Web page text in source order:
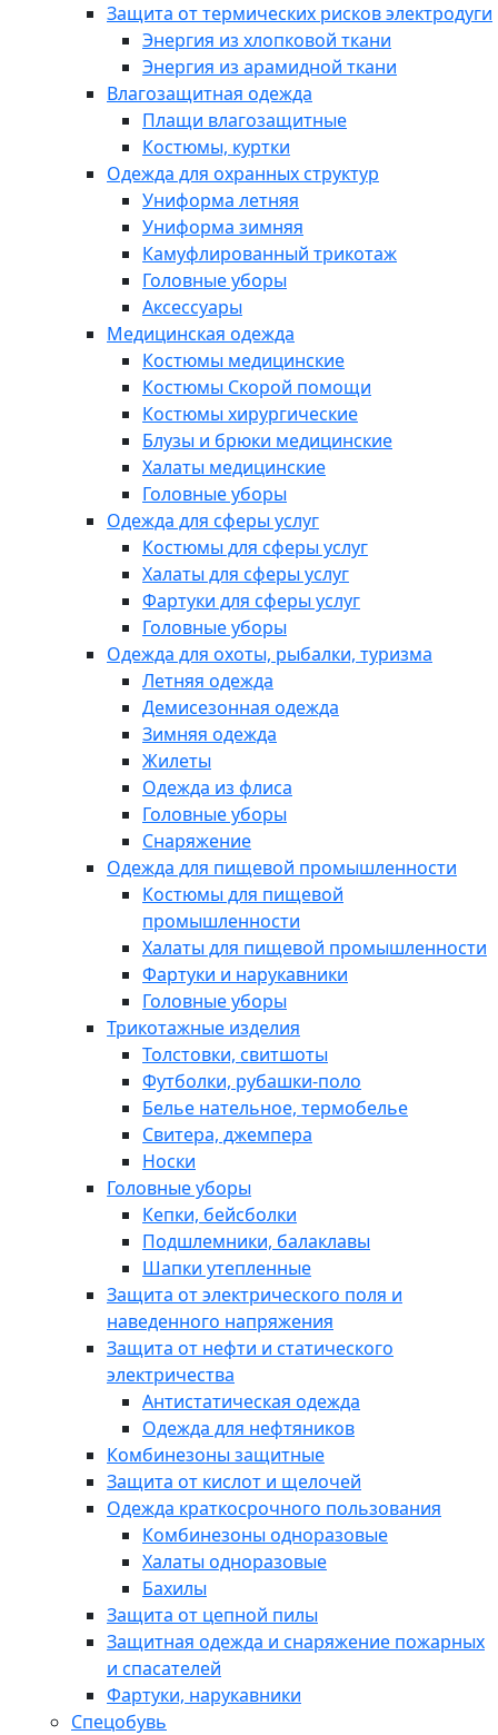
Защита от термических рисков электродуги
Энергия из хлопковой ткани
Энергия из арамидной ткани
Влагозащитная одежда
Плащи влагозащитные
Костюмы, куртки
Одежда для охранных структур
Униформа летняя
Униформа зимняя
Камуфлированный трикотаж
Головные уборы
Аксессуары
Медицинская одежда
Костюмы медицинские
Костюмы Скорой помощи
Костюмы хирургические
Блузы и брюки медицинские
Халаты медицинские
Головные уборы
Одежда для сферы услуг
Костюмы для сферы услуг
Халаты для сферы услуг
Фартуки для сферы услуг
Головные уборы
Одежда для охоты, рыбалки, туризма
Летняя одежда
Демисезонная одежда
Зимняя одежда
Жилеты
Одежда из флиса
Головные уборы
Снаряжение
Одежда для пищевой промышленности
Костюмы для пищевой
промышленности
Халаты для пищевой промышленности
Фартуки и нарукавники
Головные уборы
Трикотажные изделия
Толстовки, свитшоты
Футболки, рубашки-поло
Белье нательное, термобелье
Свитера, джемпера
Носки
Головные уборы
Кепки, бейсболки
Подшлемники, балаклавы
Шапки утепленные
Защита от электрического поля и
наведенного напряжения
Защита от нефти и статического
электричества
Антистатическая одежда
Одежда для нефтяников
Комбинезоны защитные
Защита от кислот и щелочей
Одежда краткосрочного пользования
Комбинезоны одноразовые
Халаты одноразовые
Бахилы
Защита от цепной пилы
Защитная одежда и снаряжение пожарных
и спасателей
Фартуки, нарукавники
Спецобувь